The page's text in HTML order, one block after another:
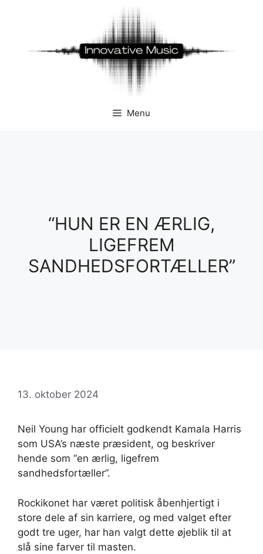
Menu
“HUN ER EN ÆRLIG,
LIGEFREM
SANDHEDSFORTÆLLER”
13. oktober 2024
Neil Young har officielt godkendt Kamala Harris
som USA’s næste præsident, og beskriver
hende som “en ærlig, ligefrem
sandhedsfortæller”.
Rockikonet har været politisk åbenhjertigt i
store dele af sin karriere, og med valget efter
godt tre uger, har han valgt dette øjeblik til at
slå sine farver til masten.